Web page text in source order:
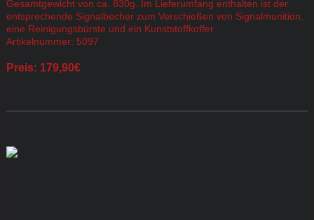
Gesamtgewicht von ca. 830g. Im Lieferumfang enthalten ist der
entsprechende Signalbecher zum Verschießen von Signalmunition,
eine Reinigungsbürste und ein Kunststoffkoffer.
Artikelnummer: 5097
Preis: 179,90€